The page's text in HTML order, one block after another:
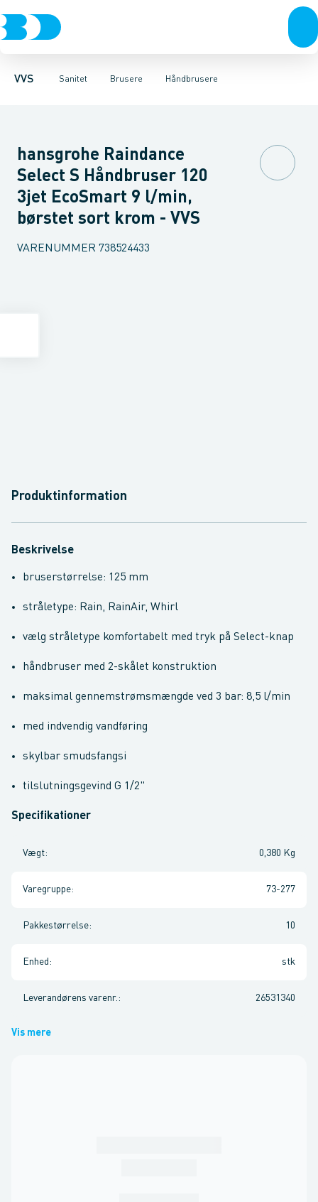
VVS Sanitet
Rør & fittingsPressfittings & rørKuglehaner & ventiler
Brusere
Toiletter, sæder og cisterner VaskeArmaturer
Håndbrusere
HåndbrusereBruseslanger BrusesætBrusestænger
hansgrohe Raindance
Select S Håndbruser 120
3jet EcoSmart 9 l/min,
børstet sort krom - VVS
VARENUMMER 738524433
Produktinformation
Beskrivelse
bruserstørrelse: 125 mm
stråletype: Rain, RainAir, Whirl
vælg stråletype komfortabelt med tryk på Select-knap
håndbruser med 2-skålet konstruktion
maksimal gennemstrømsmængde ved 3 bar: 8,5 l/min
med indvendig vandføring
skylbar smudsfangsi
tilslutningsgevind G 1/2"
Specifikationer
Vægt: 0,380 Kg
Varegruppe: 73-277
Pakkestørrelse: 10
Enhed : stk
Leverandørens varenr. : 26531340
Vis mere